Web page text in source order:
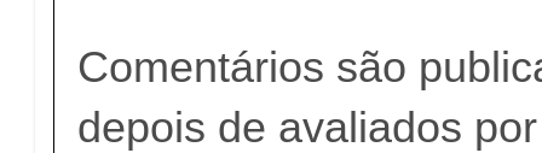
Comentários são
depois de avaliados